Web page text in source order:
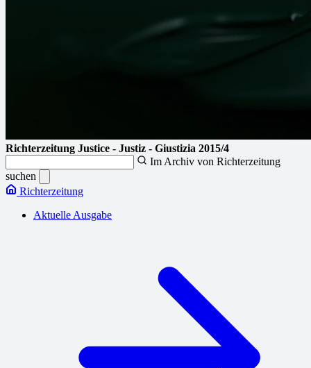
Richterzeitung Justice - Justiz - Giustizia 2015/4
Im Archiv von Richterzeitung
suchen
Richterzeitung
Aktuelle Ausgabe